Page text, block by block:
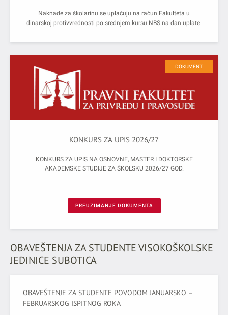
Naknade za školarinu se uplaćuju na račun Fakulteta u
dinarskoj protivvrednosti po srednjem kursu NBS na dan uplate.
DOKUMENT
KONKURS ZA UPIS 2026/27
KONKURS ZA UPIS NA OSNOVNE, MASTER I DOKTORSKE
AKADEMSKE STUDIJE ZA ŠKOLSKU 2026/27 GOD.
PREUZIMANJE DOKUMENTA
OBAVEŠTENJA ZA STUDENTE VISOKOŠKOLSKE
JEDINICE SUBOTICA
OBAVEŠTENJE ZA STUDENTE POVODOM JANUARSКO –
FEBRUARSКOG ISPITNOG ROКA